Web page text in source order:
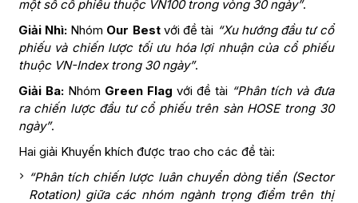
một số cổ phiếu thuộc VN100 trong vòng 30 ngày”.
Giải Nhì:Nhóm Our Bestvới đề tài “Xu hướng đầu tư cổ
phiếu và chiến lược tối ưu hóa lợi nhuận của cổ phiếu
thuộc VN-Index trong 30 ngày”.
Giải Ba:Nhóm Green Flag với đề tài “Phân tích và đưa
ra chiến lược đầu tư cổ phiếu trên sàn HOSE trong 30
ngày”.
Hai giải Khuyến khích được trao cho các đề tài:
“Phân tích chiến lược luân chuyển dòng tiền (Sector
Rotation) giữa các nhóm ngành trọng điểm trên thị